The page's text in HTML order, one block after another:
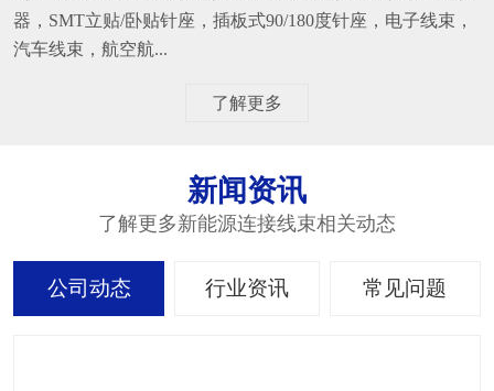
器，SMT立贴/卧贴针座，插板式90/180度针座，电子线束，
汽车线束，航空航...
了解更多
新闻资讯
了解更多新能源连接线束相关动态
公司动态 行业资讯 常见问题